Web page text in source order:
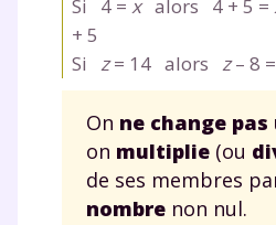
Si 4 = xalors 4 + 5 =
+ 5
Si z = 14 alors z – 8 =
On ne change pas
on multiplie (ou
de ses membres
nombre non nul.